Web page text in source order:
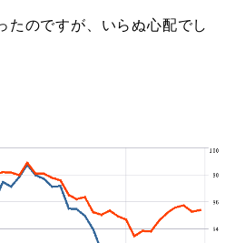
たのですが、いらぬ心配でし